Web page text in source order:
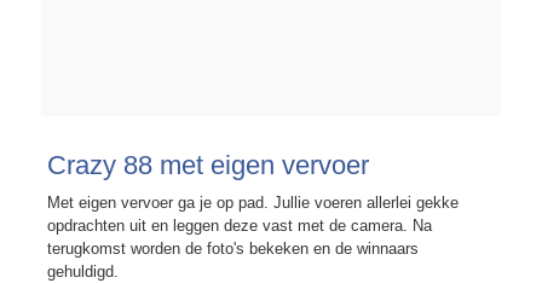
Crazy 88 met eigen vervoer
Met eigen vervoer ga je op pad. Jullie voeren allerlei gekke
opdrachten uit en leggen deze vast met de camera. Na
terugkomst worden de foto's bekeken en de winnaars
gehuldigd.